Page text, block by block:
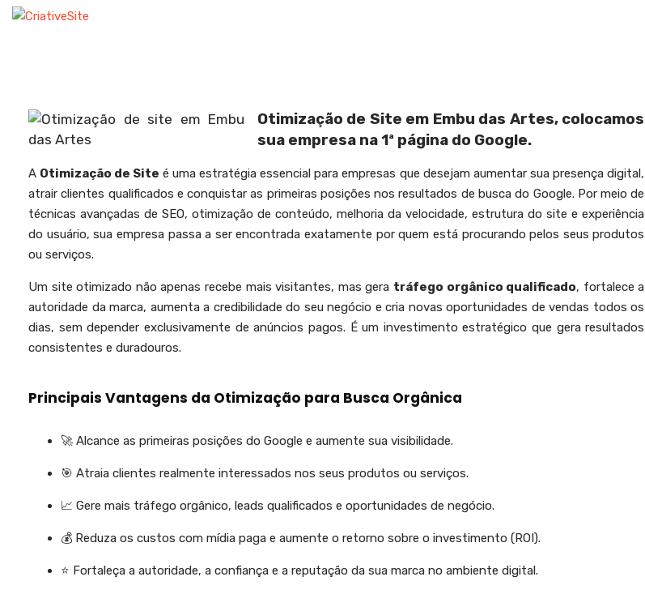
Otimização de Site em Embu das Artes, colocamos
sua empresa na 1ª página do Google.
A Otimização de Site é uma estratégia essencial para empresas que desejam aumentar sua presença digital,
atrair clientes qualificados e conquistar as primeiras posições nos resultados de busca do Google. Por meio de
técnicas avançadas de SEO, otimização de conteúdo, melhoria da velocidade, estrutura do site e experiência
do usuário, sua empresa passa a ser encontrada exatamente por quem está procurando pelos seus produtos
ou serviços.
Um site otimizado não apenas recebe mais visitantes, mas gera tráfego orgânico qualificado, fortalece a
autoridade da marca, aumenta a credibilidade do seu negócio e cria novas oportunidades de vendas todos os
dias, sem depender exclusivamente de anúncios pagos. É um investimento estratégico que gera resultados
consistentes e duradouros.
Principais Vantagens da Otimização para Busca Orgânica
🚀 Alcance as primeiras posições do Google e aumente sua visibilidade.
🎯 Atraia clientes realmente interessados nos seus produtos ou serviços.
📈 Gere mais tráfego orgânico, leads qualificados e oportunidades de negócio.
💰 Reduza os custos com mídia paga e aumente o retorno sobre o investimento (ROI).
⭐ Fortaleça a autoridade, a confiança e a reputação da sua marca no ambiente digital.